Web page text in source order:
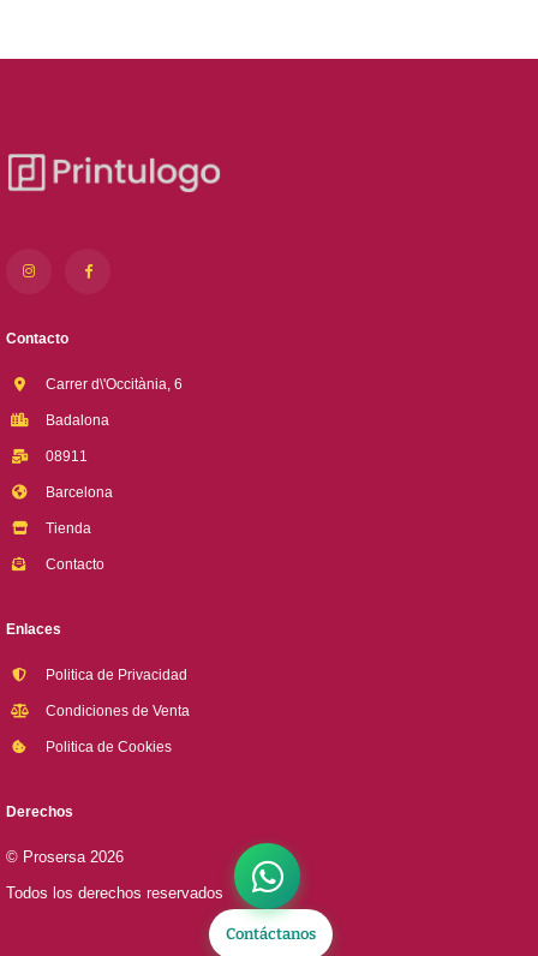
Contáctanos
Contacto
Carrer d\'Occitània, 6
Badalona
08911
Barcelona
Tienda
Contacto
Enlaces
Politica de Privacidad
Condiciones de Venta
Politica de Cookies
Derechos
© Prosersa 2026
Todos los derechos reservados